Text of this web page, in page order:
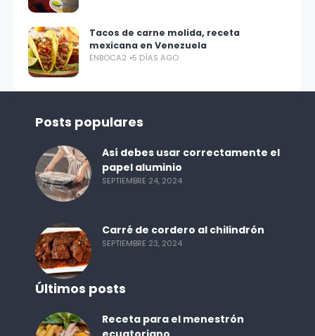
Tacos de carne molida, receta
mexicana en Venezuela
ENBOCA2 5 DÍAS AGO
Posts populares
Así debes usar correctamente el
papel aluminio
SEPTIEMBRE 24, 2024
Carré de cordero al chilindrón
SEPTIEMBRE 23, 2024
Últimos posts
Receta para el menestrón